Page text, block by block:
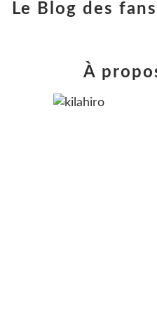
Le Blog des
À